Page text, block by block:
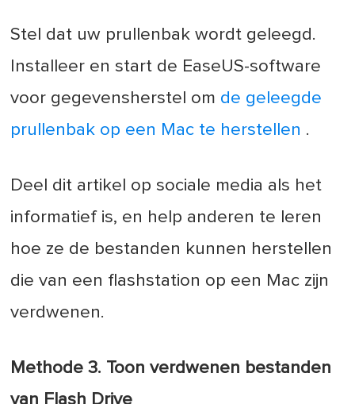
Stel dat uw prullenbak wordt geleegd.
Installeer en start de EaseUS-software
voor gegevensherstel om de geleegde
prullenbak op een Mac te herstellen .
Deel dit artikel op sociale media als het
informatief is, en help anderen te leren
hoe ze de bestanden kunnen herstellen
die van een flashstation op een Mac zijn
verdwenen.
Methode 3. Toon verdwenen bestanden
van Flash Drive